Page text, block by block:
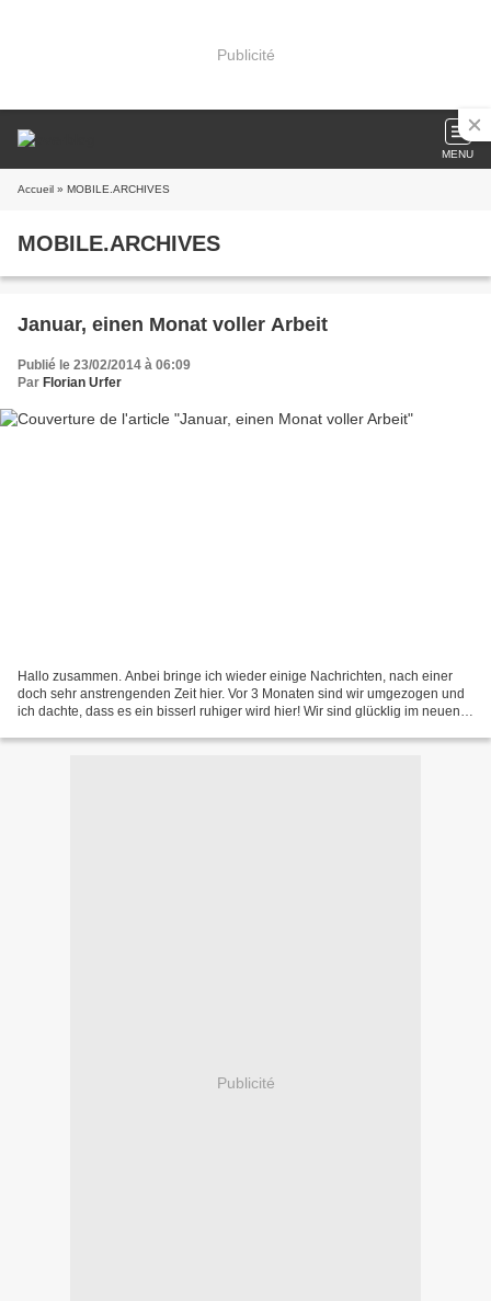
Publicité
MENU
Accueil » MOBILE.ARCHIVES
MOBILE.ARCHIVES
Januar, einen Monat voller Arbeit
Publié le 23/02/2014 à 06:09
Par Florian Urfer
Hallo zusammen. Anbei bringe ich wieder einige Nachrichten, nach einer
doch sehr anstrengenden Zeit hier. Vor 3 Monaten sind wir umgezogen und
ich dachte, dass es ein bisserl ruhiger wird hier! Wir sind glücklig im neuen
Publicité